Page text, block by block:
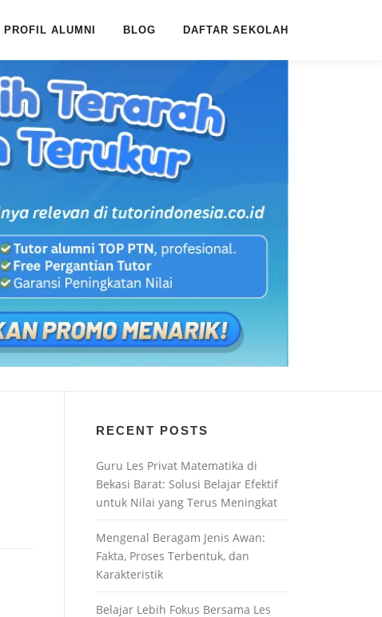
PROFIL ALUMNI BLOG DAFTAR SEKOLAH
RECENT POSTS
Guru Les Privat Matematika di
Bekasi Barat: Solusi Belajar Efektif
untuk Nilai yang Terus Meningkat
Mengenal Beragam Jenis Awan:
Fakta, Proses Terbentuk, dan
Karakteristik
Belajar Lebih Fokus Bersama Les